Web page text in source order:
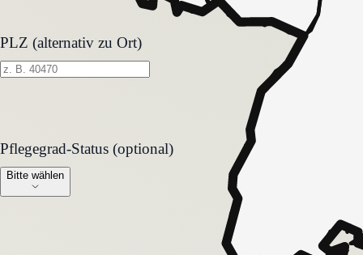
PLZ (alternativ zu Ort)
Pflegegrad-Status (optional)
Pflegegrad-Status (optional)
Bitte wählen